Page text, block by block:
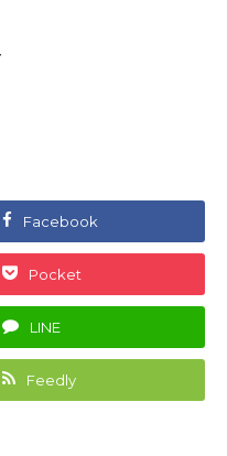
Facebook
Pocket
LINE
Feedly